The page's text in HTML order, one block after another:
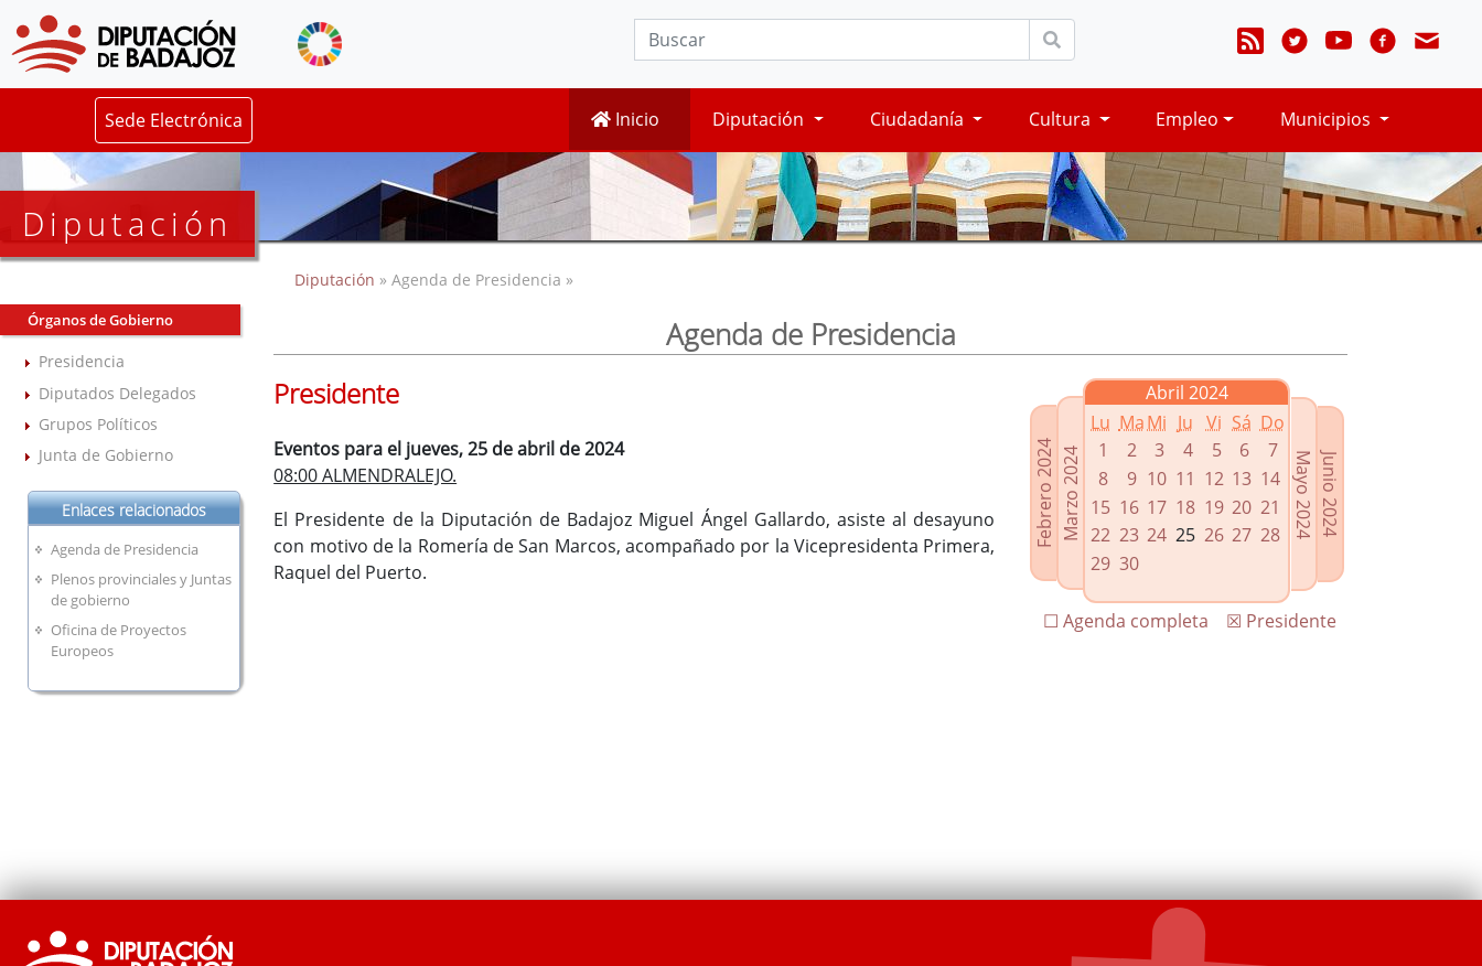
Sede Electrónica Inicio Diputación Ciudadanía Cultura Empleo Municipios
Diputación
Órganos de Gobierno
Presidencia
Diputados Delegados
Grupos Políticos
Junta de Gobierno
Enlaces relacionados
Agenda de Presidencia
Plenos provinciales y Juntas
de gobierno
Oficina de Proyectos
Europeos
Diputación » Agenda de Presidencia »
Agenda de Presidencia
Febrero 2024Marzo 2024
Abril 2024
Lu MaMi Ju Vi Sá Do
1
2 3 4 5 6
7
8
9 10 11 12 13 14
15 16 17 18 19 20 21
22 23 24 25 26 27 28
29 30
Junio 2024
Mayo 2024
☒ Presidente
☐ Agenda completa
Presidente
Eventos para el jueves, 25 de abril de 2024
08:00 ALMENDRALEJO.
El Presidente de la Diputación de Badajoz Miguel Ángel Gallardo, asiste al desayuno
con motivo de la Romería de San Marcos, acompañado por la Vicepresidenta Primera,
Raquel del Puerto.